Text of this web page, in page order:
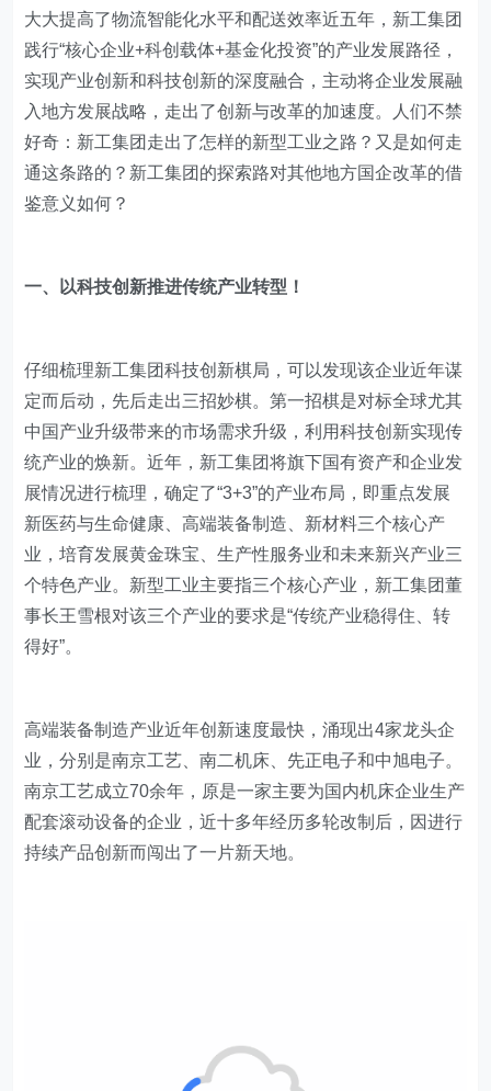
大大提高了物流智能化水平和配送效率近五年，新工集团
践行“核心企业+科创载体+基金化投资”的产业发展路径，
实现产业创新和科技创新的深度融合，主动将企业发展融
入地方发展战略，走出了创新与改革的加速度。人们不禁
好奇：新工集团走出了怎样的新型工业之路？又是如何走
通这条路的？新工集团的探索路对其他地方国企改革的借
鉴意义如何？
一、以科技创新推进传统产业转型！
仔细梳理新工集团科技创新棋局，可以发现该企业近年谋
定而后动，先后走出三招妙棋。第一招棋是对标全球尤其
中国产业升级带来的市场需求升级，利用科技创新实现传
统产业的焕新。近年，新工集团将旗下国有资产和企业发
展情况进行梳理，确定了“3+3”的产业布局，即重点发展
新医药与生命健康、高端装备制造、新材料三个核心产
业，培育发展黄金珠宝、生产性服务业和未来新兴产业三
个特色产业。新型工业主要指三个核心产业，新工集团董
事长王雪根对该三个产业的要求是“传统产业稳得住、转
得好”。
​高端装备制造产业近年创新速度最快，涌现出4家龙头企
业，分别是南京工艺、南二机床、先正电子和中旭电子。
南京工艺成立70余年，原是一家主要为国内机床企业生产
配套滚动设备的企业，近十多年经历多轮改制后，因进行
持续产品创新而闯出了一片新天地。